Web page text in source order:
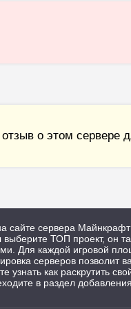
о этом сервере
сайте сервера
выберите ТОП проект, он
Для каждой игровой
серверов позволит
узнать как раскрутить
в раздел